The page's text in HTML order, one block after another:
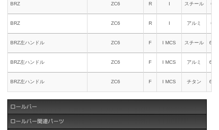
BRZ ZC6 R I スチール
BRZ ZC6 R I アルミ
BRZ左ハンドル ZC6 F I MCS スチール 631
BRZ左ハンドル ZC6 F I MCS アルミ 641
BRZ左ハンドル ZC6 F I MCS チタン 618
ロールバー
ロールバー関連パーツ